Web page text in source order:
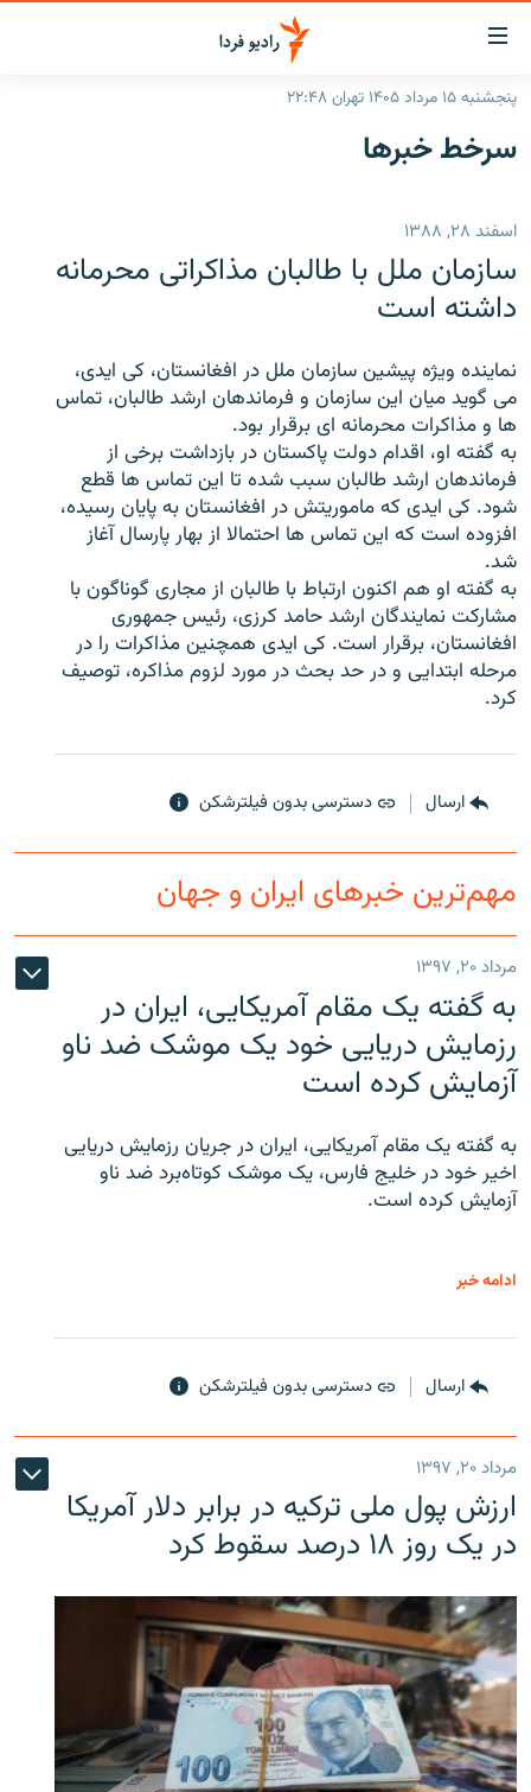
لینک‌های
قابلیت
دسترسی
بازگشت
اصلی
رفتن
صفحه
ایران
رادیو
انتخاب کنید و بشنوید
فرکانس‌ها
پادکست
گزارش‌های تصویری
گزارش‌های ویدئویی
زنان فردا
English
به ما بپیوندید
زبان‌های دیگر
پنجشنبه ۱۵ مرداد ۱۴۰۵ تهران ۲۲:۴۸
سرخط‌ خبرها
اسفند ۲۸, ۱۳۸۸
سازمان ملل با طالبان مذاکراتی محرمانه
داشته است
نماینده ویژه پیشین سازمان ملل در افغانستان، کی ایدی،
می گوید میان این سازمان و فرماندهان ارشد طالبان، تماس
ها و مذاکرات محرمانه ای برقرار بود.
به گفته او، اقدام دولت پاکستان در بازداشت برخی از
فرماندهان ارشد طالبان سبب شده تا این تماس ها قطع
شود. کی ایدی که ماموریتش در افغانستان به پایان رسیده،
افزوده است که این تماس ها احتمالا از بهار پارسال آغاز
شد.
به گفته او هم اکنون ارتباط با طالبان از مجاری گوناگون با
مشارکت نمایندگان ارشد حامد کرزی، رئیس جمهوری
افغانستان، برقرار است. کی ایدی همچنین مذاکرات را در
مرحله ابتدایی و در حد بحث در مورد لزوم مذاکره، توصیف
کرد.
ارسال دسترسی بدون فیلترشکن
مهم‌ترین خبرهای ایران و جهان
مرداد ۲۰, ۱۳۹۷
به گفته یک مقام آمریکایی، ایران در
رزمایش دریایی خود یک موشک ضد ناو
آزمایش کرده است
به گفته یک مقام آمریکایی، ایران در جریان رزمایش دریایی
اخیر خود در خلیج فارس، یک موشک کوتاه‌برد ضد ناو
آزمایش کرده است.
ادامه خبر
ارسال دسترسی بدون فیلترشکن
مرداد ۲۰, ۱۳۹۷
ارزش پول ملی ترکیه در برابر دلار آمریکا
در یک روز ۱۸ درصد سقوط کرد